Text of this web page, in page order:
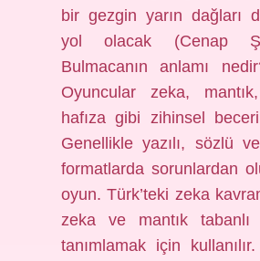
bir gezgin yarın dağları
yol olacak (Cenap
Bulmacanın anlamı
Oyuncular zeka,
hafıza gibi zihinsel
Genellikle yazılı, sözlü
formatlarda sorunlardan
oyun. Türk’teki zeka
zeka ve mantık tabanlı
tanımlamak için